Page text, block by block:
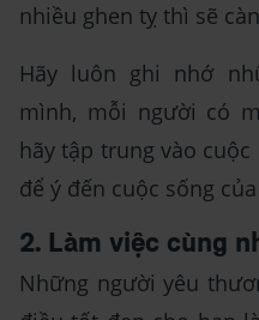
nhiều ghen tỵ thì sẽ
Hãy luôn ghi nhớ
mình, mỗi người có
hãy tập trung vào
để ý đến cuộc sống
2. Làm việc cùng
Những người yêu